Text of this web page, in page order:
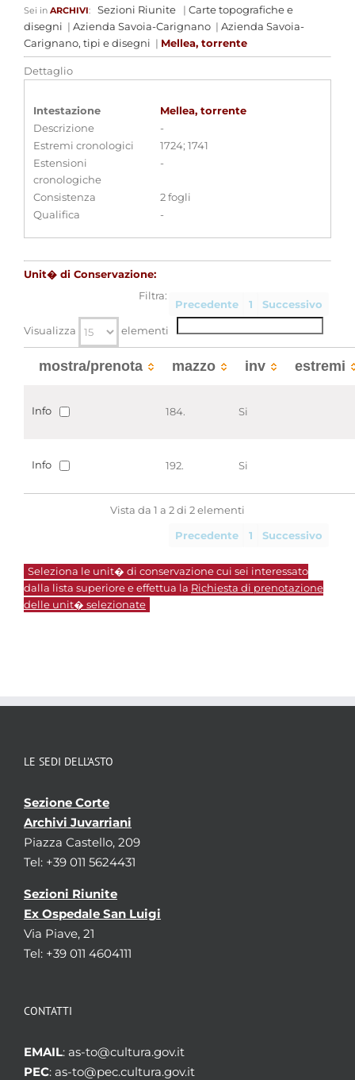
Sei in ARCHIVI: Sezioni Riunite | Carte topografiche e
disegni | Azienda Savoia-Carignano | Azienda Savoia-
Carignano, tipi e disegni | Mellea, torrente
Dettaglio
Intestazione
Mellea, torrente
Descrizione
-
Estremi cronologici
1724; 1741
Estensioni
cronologiche
-
Consistenza
2 fogli
Qualifica
-
Unit� di Conservazione:
Precedente 1 Successivo
Visualizza elementi
Filtra:
mostra/prenota mazzo inv estremi
Info 184. Si
Info 192. Si
Vista da 1 a 2 di 2 elementi
Precedente 1 Successivo
Seleziona le unit� di conservazione cui sei interessato
dalla lista superiore e effettua la Richiesta di prenotazione
delle unit� selezionate
LE SEDI DELL’ASTO
Sezione Corte
Archivi Juvarriani
Piazza Castello, 209
Tel: +39 011 5624431
Sezioni Riunite
Ex Ospedale San Luigi
Via Piave, 21
Tel: +39 011 4604111
CONTATTI
EMAIL: as-to@cultura.gov.it
PEC: as-to@pec.cultura.gov.it